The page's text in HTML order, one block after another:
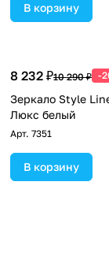
В корзину
8 232 ₽10 290 ₽ -
Зеркало Style
Люкс белый
Арт. 7351
В корзину